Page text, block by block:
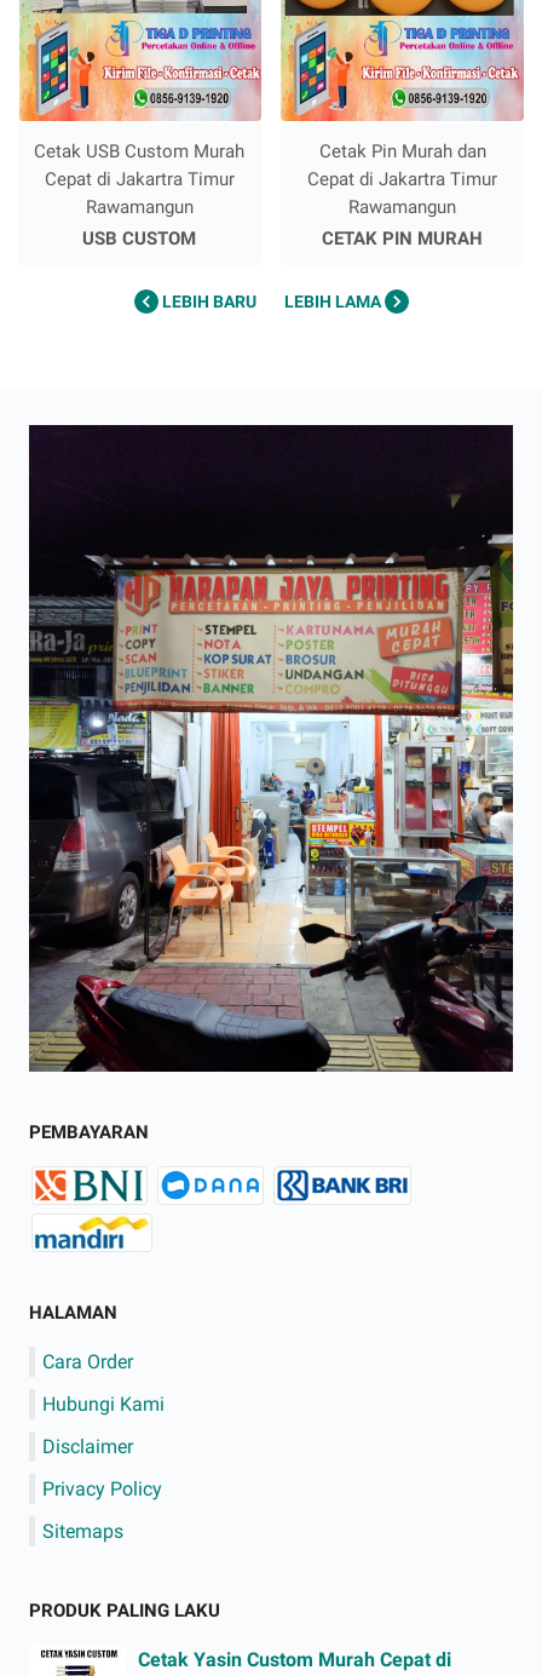
Cetak USB Custom Murah
Cepat di Jakartra Timur
Rawamangun
USB CUSTOM
Cetak Pin Murah dan
Cepat di Jakartra Timur
Rawamangun
CETAK PIN MURAH
LEBIH BARU LEBIH LAMA
PEMBAYARAN
HALAMAN
Cara Order
Hubungi Kami
Disclaimer
Privacy Policy
Sitemaps
PRODUK PALING LAKU
Cetak Yasin Custom Murah Cepat di